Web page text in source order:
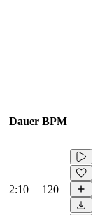
Dauer BPM
2:10 120